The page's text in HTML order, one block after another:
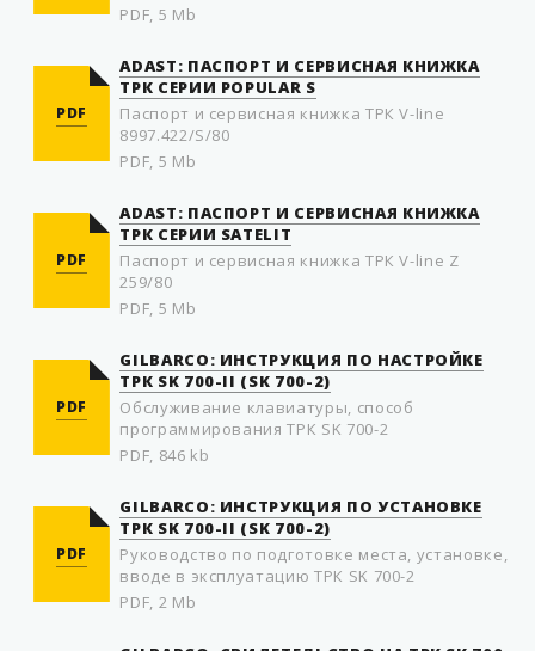
PDF, 5 Mb
PDF
ADAST: ПАСПОРТ И СЕРВИСНАЯ КНИЖКА
ТРК СЕРИИ POPULAR S
Паспорт и сервисная книжка ТРК V-line
8997.422/S/80
PDF, 5 Mb
PDF
ADAST: ПАСПОРТ И СЕРВИСНАЯ КНИЖКА
ТРК СЕРИИ SATELIT
Паспорт и сервисная книжка ТРК V-line Z
259/80
PDF, 5 Mb
PDF
GILBARCO: ИНСТРУКЦИЯ ПО НАСТРОЙКЕ
ТРК SK 700-II (SK 700-2)
Обслуживание клавиатуры, способ
программирования ТРК SK 700-2
PDF, 846 kb
PDF
GILBARCO: ИНСТРУКЦИЯ ПО УСТАНОВКЕ
ТРК SK 700-II (SK 700-2)
Руководство по подготовке места, установке,
вводе в эксплуатацию ТРК SK 700-2
PDF, 2 Mb